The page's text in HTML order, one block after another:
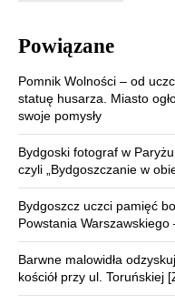
Powiązane
Pomnik Wolności – od
statuę husarza. Miasto
swoje pomysły
Bydgoski fotograf w
czyli „Bydgoszczanie w
Bydgoszcz uczci pamięć
Powstania
Barwne malowidła
kościół przy ul. Toruńskiej